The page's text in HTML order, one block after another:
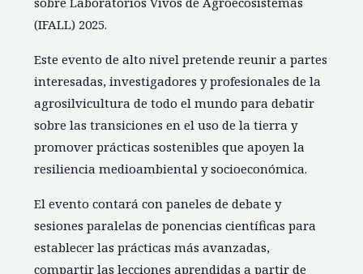
(IFALL) 2025.
Este evento de alto nivel pretende reunir a partes
interesadas, investigadores y profesionales de la
agrosilvicultura de todo el mundo para debatir
sobre las transiciones en el uso de la tierra y
promover prácticas sostenibles que apoyen la
resiliencia medioambiental y socioeconómica.
El evento contará con paneles de debate y
sesiones paralelas de ponencias científicas para
establecer las prácticas más avanzadas,
compartir las lecciones aprendidas a partir de